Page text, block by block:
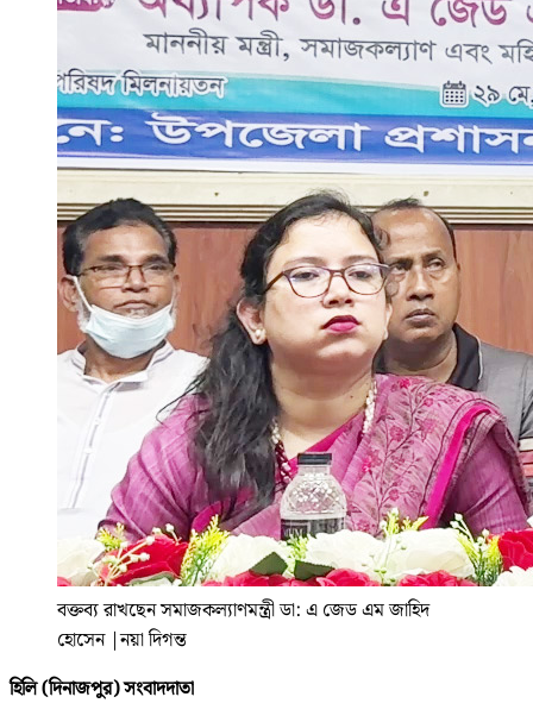
বক্তব্য রাখছেন সমাজকল্যাণমন্ত্রী ডা: এ জেড এম জাহিদ
হোসেন |নয়া দিগন্ত
হিলি (দিনাজপুর) সংবাদদাতা